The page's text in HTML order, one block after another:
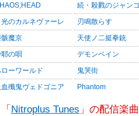
続・殺戮のジャン
光のカルネヴァーレ 刃鳴散らす
骸魔京 天使ノ二挺拳銃
の唄 デモンベイン
ーワールド 鬼哭街
殲鬼ヴェドゴニア Phantom
Nitroplus Tunes 」の配信楽